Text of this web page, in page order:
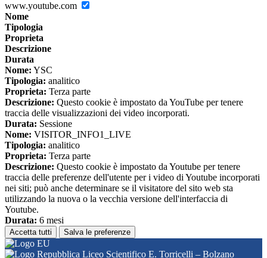
www.youtube.com
Nome
Tipologia
Proprieta
Descrizione
Durata
Nome: YSC
Tipologia: analitico
Proprieta: Terza parte
Descrizione: Questo cookie è impostato da YouTube per tenere
traccia delle visualizzazioni dei video incorporati.
Durata: Sessione
Nome: VISITOR_INFO1_LIVE
Tipologia: analitico
Proprieta: Terza parte
Descrizione: Questo cookie è impostato da Youtube per tenere
traccia delle preferenze dell'utente per i video di Youtube incorporati
nei siti; può anche determinare se il visitatore del sito web sta
utilizzando la nuova o la vecchia versione dell'interfaccia di
Youtube.
Durata: 6 mesi
Accetta tutti Salva le preferenze
Liceo Scientifico E. Torricelli – Bolzano